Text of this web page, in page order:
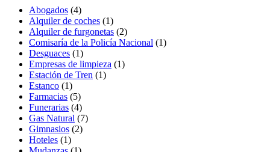
Abogados (4)
Alquiler de coches (1)
Alquiler de furgonetas (2)
Comisaría de la Policía Nacional (1)
Desguaces (1)
Empresas de limpieza (1)
Estación de Tren (1)
Estanco (1)
Farmacias (5)
Funerarias (4)
Gas Natural (7)
Gimnasios (2)
Hoteles (1)